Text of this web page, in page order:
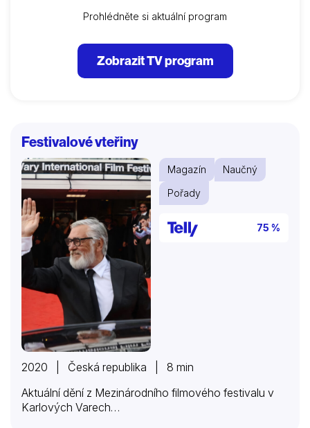
Prohlédněte si aktuální program
Zobrazit TV program
Festivalové vteřiny
Magazín
Naučný
Pořady
75 %
2020 | Česká republika | 8 min
Aktuální dění z Mezinárodního filmového festivalu v
Karlových Varech…